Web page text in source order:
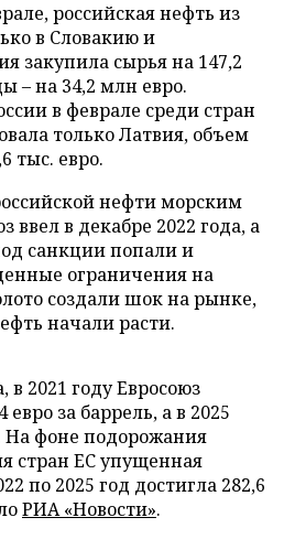
российская нефть из
в Словакию и
закупила сырья на 147,2
– на 34,2 млн евро.
в феврале среди стран
только Латвия, объем
тыс. евро.
нефти морским
ввел в декабре 2022 года, а
санкции попали и
ограничения на
создали шок на рынке,
начали расти.
2021 году Евросоюз
за баррель, а в 2025
На фоне подорожания
стран ЕС упущенная
по 2025 год достигла 282,6
РИА «Новости».